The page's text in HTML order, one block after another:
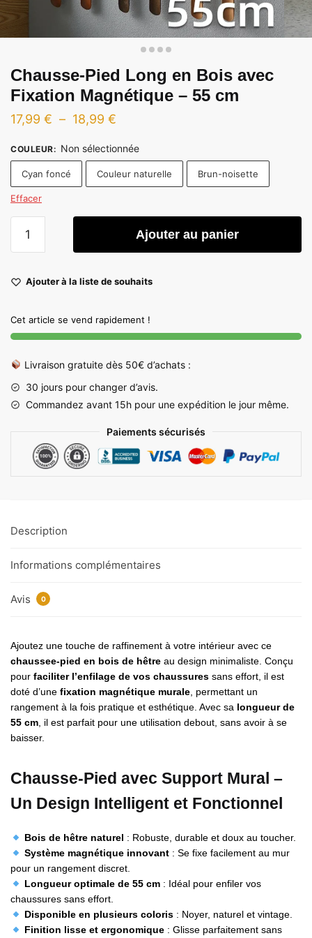
Chausse-Pied Long en Bois avec
Fixation Magnétique – 55 cm
17,99 € – 18,99 €
prix :
17,99 €
18,99 €
COULEUR: Non sélectionnée
Cyan foncé Couleur naturelle Brun-noisette
Effacer
Long
Bois
avec
Fixation
-
55
Ajouter au panier
Ajouter à la liste de souhaits
Cet article se vend rapidement !
Livraison gratuite dès 50€ d’achats :
30 jours pour changer d’avis.
Commandez avant 15h pour une expédition le jour même.
Paiements sécurisés
Description
Informations complémentaires
Avis 0
Ajoutez une touche de raffinement à votre intérieur avec ce
chaussee-pied en bois de hêtre au design minimaliste. Conçu
pour faciliter l’enfilage de vos chaussures sans effort, il est
doté d’une fixation magnétique murale , permettant un
rangement à la fois pratique et esthétique. Avec sa longueur de
55 cm , il est parfait pour une utilisation debout, sans avoir à se
baisser.
Chausse-Pied avec Support Mural –
Un Design Intelligent et Fonctionnel
Bois de hêtre naturel : Robuste, durable et doux au toucher.
Système magnétique innovant: Se fixe facilement au mur
pour un rangement discret.
Longueur optimale de 55 cm: Idéal pour enfiler vos
chaussures sans effort.
Disponible en plusieurs coloris: Noyer, naturel et vintage.
Finition lisse et ergonomique: Glisse parfaitement sans